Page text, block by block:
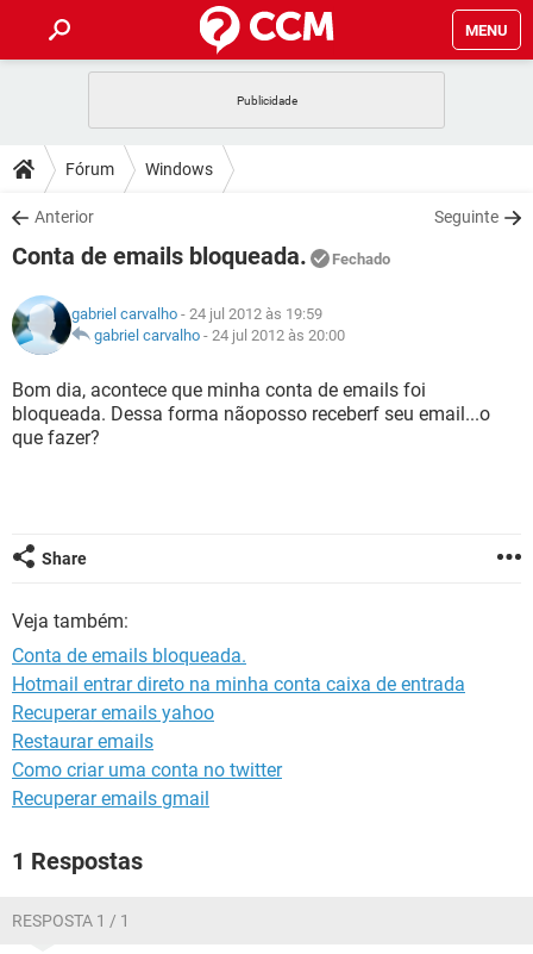
MENU
CELULAR
OUTLOOK
INSTAGRAM GMAIL
GUIA DE COMPRAS
DICAS
JOGOS
INSTAGRAM GMAIL
GUIA DE COMPRAS
DOWNLOADS
JOGOS WHATSAPP
CELULAR
OUTLOOK EXCEL
INSTAGRAM GMAIL
GUIA DE COMPRAS
JOGOS WHATSAPP
CELULAR
OUTLOOK EXCEL
INSTAGRAM
GLOSSÁRIO
JOGOS WHATSAPP
CELULAR FACEBOOK
GUIA DE COMPRAS
Fórum Windows
Anterior Seguinte
Conta de emails bloqueada. Fechado
gabriel carvalho - 24 jul 2012 às 19:59
gabriel carvalho - 24 jul 2012 às 20:00
Bom dia, acontece que minha conta de emails foi
bloqueada. Dessa forma nãoposso receberf seu email...o
que fazer?
Share
Veja também:
Conta de emails bloqueada.
Hotmail entrar direto na minha conta caixa de entrada
Recuperar emails yahoo
Restaurar emails
Como criar uma conta no twitter
Recuperar emails gmail
1 Respostas
RESPOSTA 1 / 1